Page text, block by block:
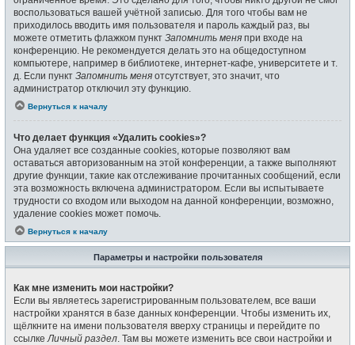
воспользоваться вашей учётной записью. Для того чтобы вам не
приходилось вводить имя пользователя и пароль каждый раз, вы
можете отметить флажком пункт Запомнить меня при входе на
конференцию. Не рекомендуется делать это на общедоступном
компьютере, например в библиотеке, интернет-кафе, университете и т.
д. Если пункт Запомнить меня отсутствует, это значит, что
администратор отключил эту функцию.
Вернуться к началу
Что делает функция «Удалить cookies»?
Она удаляет все созданные cookies, которые позволяют вам
оставаться авторизованным на этой конференции, а также выполняют
другие функции, такие как отслеживание прочитанных сообщений, если
эта возможность включена администратором. Если вы испытываете
трудности со входом или выходом на данной конференции, возможно,
удаление cookies может помочь.
Вернуться к началу
Параметры и настройки пользователя
Как мне изменить мои настройки?
Если вы являетесь зарегистрированным пользователем, все ваши
настройки хранятся в базе данных конференции. Чтобы изменить их,
щёлкните на имени пользователя вверху страницы и перейдите по
ссылкеЛичный раздел. Там вы можете изменить все свои настройки и